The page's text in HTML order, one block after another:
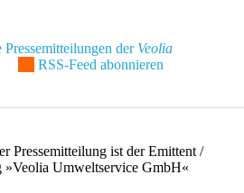
Pressemitteilungen der Veolia
RSS-Feed abonnieren
Pressemitteilung ist der Emittent /
»Veolia Umweltservice GmbH«